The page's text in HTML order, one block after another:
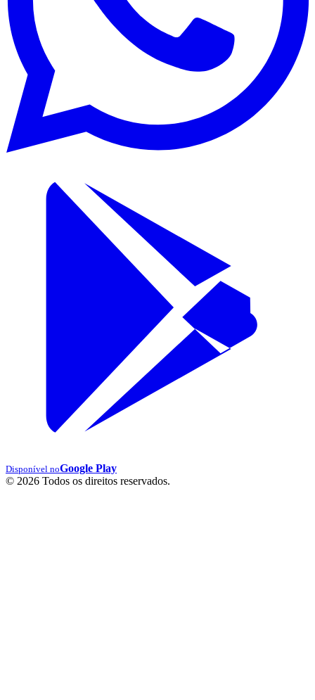
Disponível noGoogle Play
© 2026 Todos os direitos reservados.